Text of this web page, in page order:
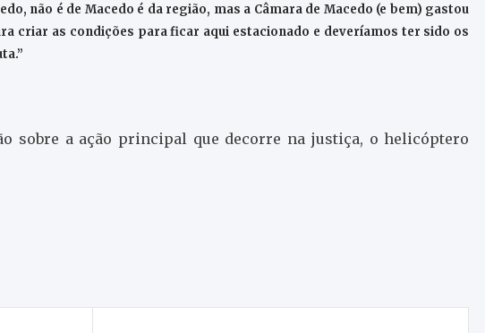
não é de Macedo é da região, mas a Câmara de Macedo (e bem) gastou
criar as condições para ficar aqui estacionado e deveríamos ter sido os
sobre a ação principal que decorre na justiça, o helicóptero